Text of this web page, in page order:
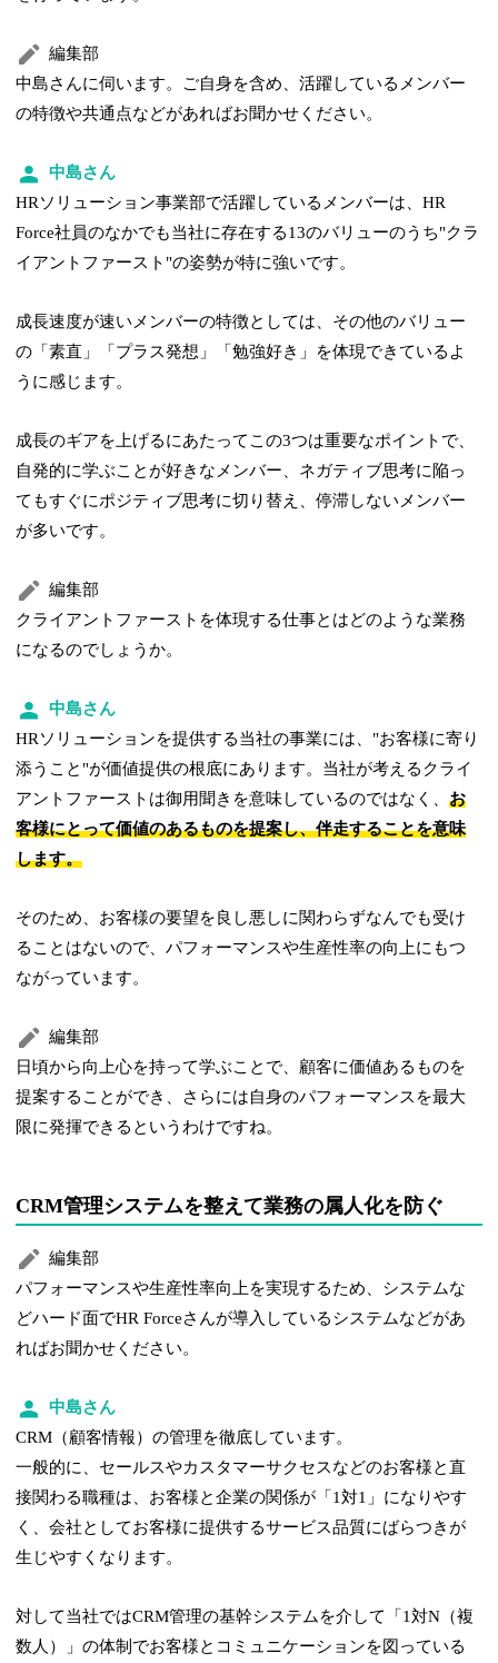
編集部
中島さんに伺います。ご自身を含め、活躍しているメンバー
の特徴や共通点などがあればお聞かせください。
中島さん
HRソリューション事業部で活躍しているメンバーは、HR
Force社員のなかでも当社に存在する13のバリューのうち"クラ
イアントファースト"の姿勢が特に強いです。
成長速度が速いメンバーの特徴としては、その他のバリュー
の「素直」「プラス発想」「勉強好き」を体現できているよ
うに感じます。
成長のギアを上げるにあたってこの3つは重要なポイントで、
自発的に学ぶことが好きなメンバー、ネガティブ思考に陥っ
てもすぐにポジティブ思考に切り替え、停滞しないメンバー
が多いです。
編集部
クライアントファーストを体現する仕事とはどのような業務
になるのでしょうか。
中島さん
HRソリューションを提供する当社の事業には、"お客様に寄り
添うこと"が価値提供の根底にあります。当社が考えるクライ
アントファーストは御用聞きを意味しているのではなく、お
客様にとって価値のあるものを提案し、伴走することを意味
します。
そのため、お客様の要望を良し悪しに関わらずなんでも受け
ることはないので、パフォーマンスや生産性率の向上にもつ
ながっています。
編集部
日頃から向上心を持って学ぶことで、顧客に価値あるものを
提案することができ、さらには自身のパフォーマンスを最大
限に発揮できるというわけですね。
CRM管理システムを整えて業務の属人化を防ぐ
編集部
パフォーマンスや生産性率向上を実現するため、システムな
どハード面でHR Forceさんが導入しているシステムなどがあ
ればお聞かせください。
中島さん
CRM（顧客情報）の管理を徹底しています。
一般的に、セールスやカスタマーサクセスなどのお客様と直
接関わる職種は、お客様と企業の関係が「1対1」になりやす
く、会社としてお客様に提供するサービス品質にばらつきが
生じやすくなります。
対して当社ではCRM管理の基幹システムを介して「1対N（複
数人）」の体制でお客様とコミュニケーションを図っている